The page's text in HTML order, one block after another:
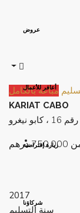
عروض
أعافر للأعمال
زيارة إفتراضية
شركاؤنا
مباعة بالكامل
KARIAT CABO
750.000 درهم
2017
سنة التسليم